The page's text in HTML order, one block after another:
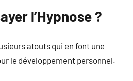
l’Hypnose ?
atouts qui en font une
le développement personnel.